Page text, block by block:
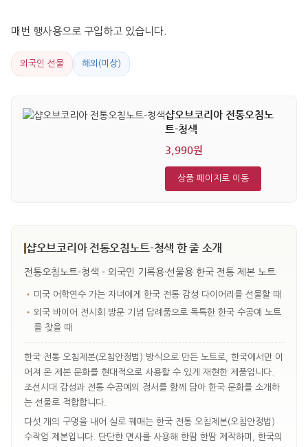
매번 행사용으로 구입하고 있습니다.
외국인 선물 해외(미상)
샵오브코리아 전통오침노
트-청색
3,990원
상품 페이지로 이동
샵오브코리아 전통오침노트-청색 한 줄 소개
전통오침노트-청색 - 외국인 기록용·선물용 한국 전통 제본 노트
• 미국 어학연수 가는 자녀에게 한국 전통 감성 다이어리를 선물할 때
• 외국 바이어 전시회 방문 기념 답례품으로 독특한 한국 수공예 노트
를 찾을 때
한국 전통 오침제본(오침안정법) 방식으로 만든 노트로, 한국에서만 이
어져 온 제본 문화를 현대적으로 사용할 수 있게 재현한 제품입니다.
조선시대 감성과 전통 수공예의 정서를 함께 담아 한국 문화를 소개하
는 선물로 적합합니다.
다섯 개의 구멍을 내어 실로 꿰매는 한국 전통 오침제본(오침안정법)
수작업 제본입니다. 단단한 면사를 사용해 한땀 한땀 제작하며, 한국의